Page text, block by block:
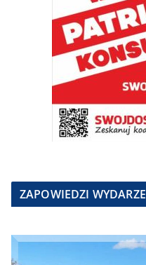
ZAPOWIEDZI